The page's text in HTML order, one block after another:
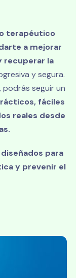
terapéutico
a mejorar
recuperar la
y segura.
, podrás seguir un
fáciles
reales desde
para
y prevenir el